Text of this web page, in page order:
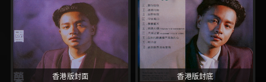
香港版封面 香港版封底